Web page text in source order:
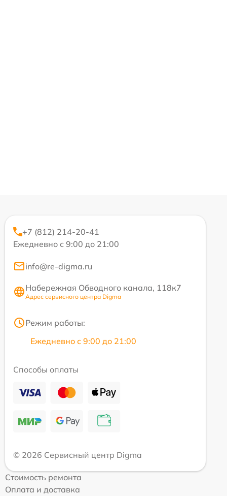
+7 (812) 214-20-41
Ежедневно с 9:00 до 21:00
info@re-digma.ru
Набережная Обводного канала, 118к7
Адрес сервисного центра Digma
Режим работы:
Ежедневно с 9:00 до 21:00
Способы оплаты
© 2026 Сервисный центр Digma
Стоимость ремонта
Оплата и доставка